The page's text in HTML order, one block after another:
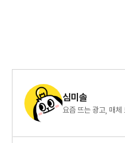
심미솔
요즘 뜨는 광고, 매체